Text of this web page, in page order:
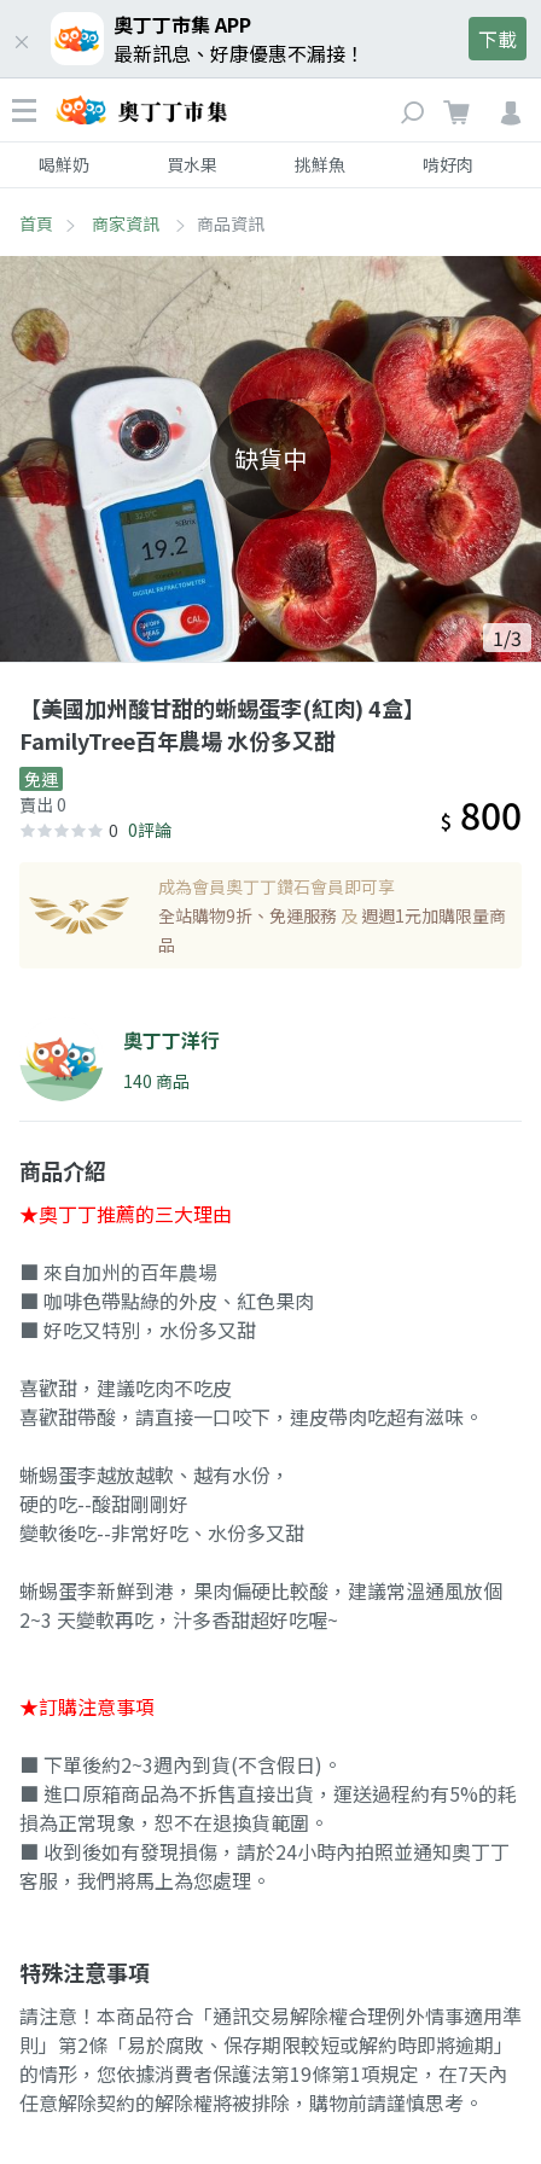
奧丁丁市集 APP
最新訊息、好康優惠不漏接！
下載
喝鮮奶 買水果 挑鮮魚 啃好肉
首頁 商家資訊 商品資訊
缺貨中
1/3
【美國加州酸甘甜的蜥蜴蛋李(紅肉) 4盒】
FamilyTree百年農場 水份多又甜
免運
賣出 0
0 0評論 $ 800
成為會員奧丁丁鑽石會員即可享
全站購物9折、免運服務 及 週週1元加購限量商
品
奧丁丁洋行
140 商品
商品介紹
★奧丁丁推薦的三大理由
■ 來自加州的百年農場
■ 咖啡色帶點綠的外皮、紅色果肉
■ 好吃又特別，水份多又甜
喜歡甜，建議吃肉不吃皮
喜歡甜帶酸，請直接一口咬下，連皮帶肉吃超有滋味。
蜥蜴蛋李越放越軟、越有水份，
硬的吃--酸甜剛剛好
變軟後吃--非常好吃、水份多又甜
蜥蜴蛋李新鮮到港，果肉偏硬比較酸，建議常溫通風放個
2~3 天變軟再吃，汁多香甜超好吃喔~
★訂購注意事項
■ 下單後約2~3週內到貨(不含假日)。
■ 進口原箱商品為不拆售直接出貨，運送過程約有5%的耗
損為正常現象，恕不在退換貨範圍。
■ 收到後如有發現損傷，請於24小時內拍照並通知奧丁丁
客服，我們將馬上為您處理。
特殊注意事項
請注意！本商品符合「通訊交易解除權合理例外情事適用準
則」第2條「易於腐敗、保存期限較短或解約時即將逾期」
的情形，您依據消費者保護法第19條第1項規定，在7天內
任意解除契約的解除權將被排除，購物前請謹慎思考。